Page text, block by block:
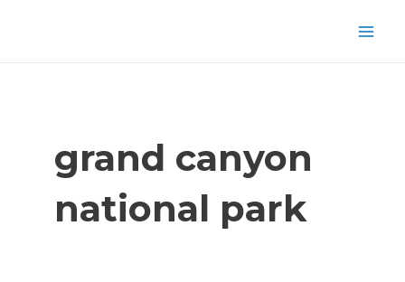
grand canyon
national park